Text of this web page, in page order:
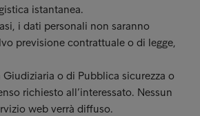
istantanea.
i dati personali non saranno
previsione contrattuale o di legge,
Giudiziaria o di Pubblica sicurezza o
richiesto all’interessato. Nessun
web verrà diffuso.